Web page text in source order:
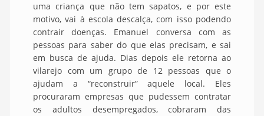
uma criança que não tem sapatos, e por este
motivo, vai à escola descalça, com isso podendo
contrair doenças. Emanuel conversa com as
pessoas para saber do que elas precisam, e sai
em busca de ajuda. Dias depois ele retorna ao
vilarejo com um grupo de 12 pessoas que o
ajudam a “reconstruir” aquele local. Eles
procuraram empresas que pudessem contratar
os adultos desempregados, cobraram das